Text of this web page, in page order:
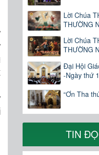
Lời Chúa
THƯỜNG
Lời Chúa
THƯỜNG
Đại Hội
-Ngày thứ 1
“Ơn Tha
TIN